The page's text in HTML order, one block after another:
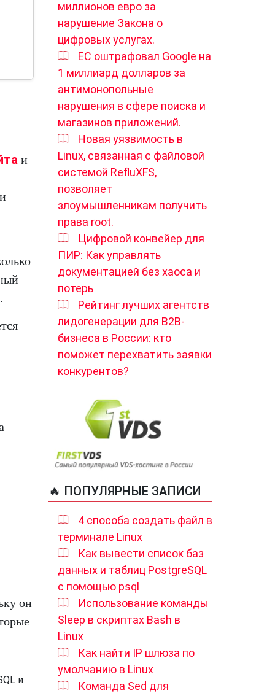
и
он
и
миллионов евро за
нарушение Закона о
цифровых услугах.
ЕС оштрафовал Google на
1 миллиард долларов за
антимонопольные
нарушения в сфере поиска и
магазинов приложений.
Новая уязвимость в
Linux, связанная с файловой
системой RefluXFS,
позволяет
злоумышленникам получить
права root.
Цифровой конвейер для
ПИР: Как управлять
документацией без хаоса и
потерь
Рейтинг лучших агентств
лидогенерации для B2B-
бизнеса в России: кто
поможет перехватить заявки
конкурентов?
🔥 ПОПУЛЯРНЫЕ ЗАПИСИ
4 способа создать файл в
терминале Linux
Как вывести список баз
данных и таблиц PostgreSQL
с помощью psql
Использование команды
Sleep в скриптах Bash в
Linux
Как найти IP шлюза по
умолчанию в Linux
Команда Sed для